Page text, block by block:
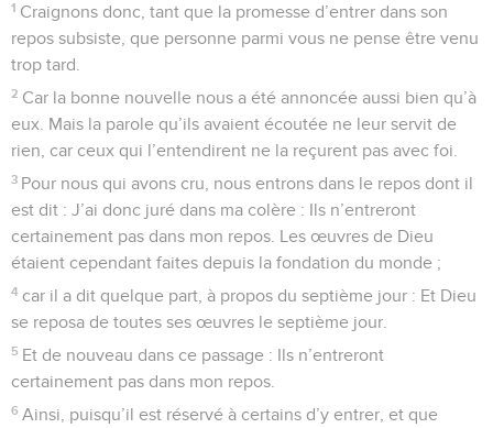
1 Craignons donc, tant que la promesse d’entrer dans son
repos subsiste, que personne parmi vous ne pense être venu
trop tard.
2 Car la bonne nouvelle nous a été annoncée aussi bien qu’à
eux. Mais la parole qu’ils avaient écoutée ne leur servit de
rien, car ceux qui l’entendirent ne la reçurent pas avec foi.
3 Pour nous qui avons cru, nous entrons dans le repos dont il
est dit : J’ai donc juré dans ma colère : Ils n’entreront
certainement pas dans mon repos. Les œuvres de Dieu
étaient cependant faites depuis la fondation du monde ;
4 car il a dit quelque part, à propos du septième jour : Et Dieu
se reposa de toutes ses œuvres le septième jour.
5 Et de nouveau dans ce passage : Ils n’entreront
certainement pas dans mon repos.
6 Ainsi, puisqu’il est réservé à certains d’y entrer, et que